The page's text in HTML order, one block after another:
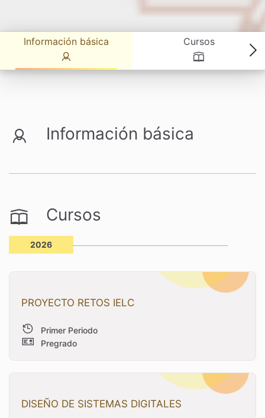
Información básica Cursos
Información básica
Cursos
2026
PROYECTO RETOS IELC
Primer Periodo
Pregrado
DISEÑO DE SISTEMAS DIGITALES